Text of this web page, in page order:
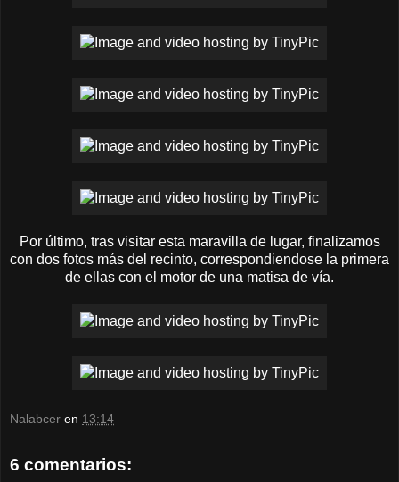
Por último, tras visitar esta maravilla de lugar, finalizamos
con dos fotos más del recinto, correspondiendose la primera
de ellas con el motor de una matisa de vía.
Nalabcer en 13:14
6 comentarios: